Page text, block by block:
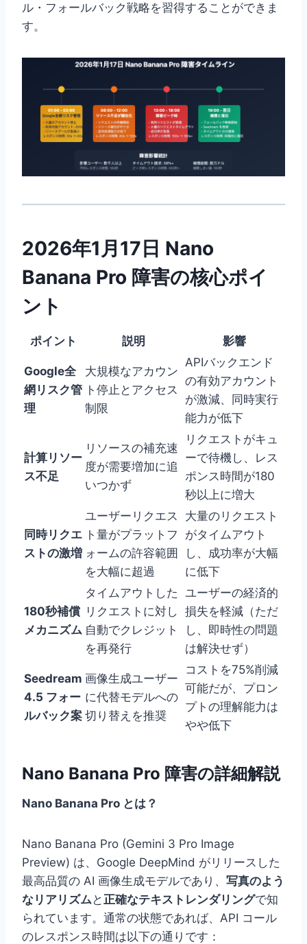
ル・フォールバック戦略を習得することができま
す。
2026年1月17日 Nano
Banana Pro 障害の核心ポイ
ント
ポイント 説明 影響
Google全
網リスク管
理
大規模なアカウン
ト停止とアクセス
制限
APIバックエンド
の有効アカウント
が激減、同時実行
能力が低下
計算リソー
ス不足
リソースの補充速
度が需要増加に追
いつかず
リクエストがキュ
ーで待機し、レス
ポンス時間が180
秒以上に増大
同時リクエ
ストの激増
ユーザーリクエス
ト量がプラットフ
ォームの許容範囲
を大幅に超過
大量のリクエスト
がタイムアウト
し、成功率が大幅
に低下
180秒補償
メカニズム
タイムアウトした
リクエストに対し
自動でクレジット
を再発行
ユーザーの経済的
損失を軽減（ただ
し、即時性の問題
は解決せず）
Seedream
4.5 フォー
ルバック案
画像生成ユーザー
に代替モデルへの
切り替えを推奨
コストを75%削減
可能だが、プロン
プトの理解能力は
やや低下
Nano Banana Pro 障害の詳細解説
Nano Banana Pro とは？
Nano Banana Pro (Gemini 3 Pro Image
Preview) は、Google DeepMind がリリースした
最高品質の AI 画像生成モデルであり、 写真のよう
なリアリズム と 正確なテキストレンダリングで知
られています。通常の状態であれば、API コール
のレスポンス時間は以下の通りです：